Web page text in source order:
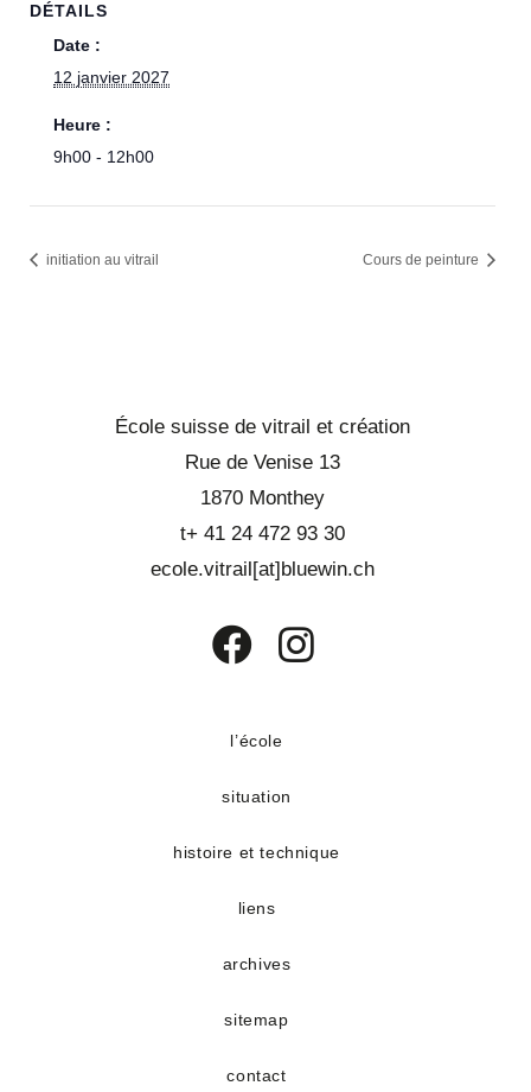
DÉTAILS
Date :
12 janvier 2027
Heure :
9h00 - 12h00
initiation au vitrail Cours de peinture
École suisse de vitrail et création
Rue de Venise 13
1870 Monthey
t+ 41 24 472 93 30
ecole.vitrail[at]bluewin.ch
un
onglet
l’école
situation
histoire et technique
liens
archives
sitemap
contact